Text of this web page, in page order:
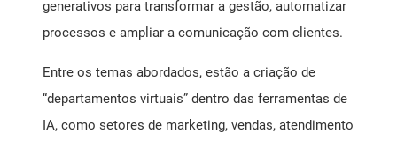
generativos para transformar a gestão, automatizar
processos e ampliar a comunicação com clientes.
Entre os temas abordados, estão a criação de
“departamentos virtuais” dentro das ferramentas de
IA, como setores de marketing, vendas, atendimento